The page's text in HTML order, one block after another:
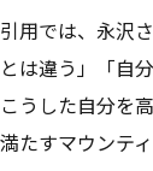
引用では、永沢
とは違う」「自
こうした自分を
満たすマウンティ